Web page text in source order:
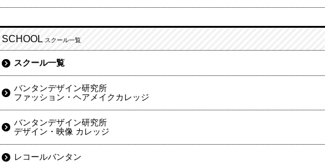
SCHOOL スクール一覧
スクール一覧
バンタンデザイン研究所
ファッション・ヘアメイクカレッジ
バンタンデザイン研究所
デザイン・映像 カレッジ
レコールバンタン